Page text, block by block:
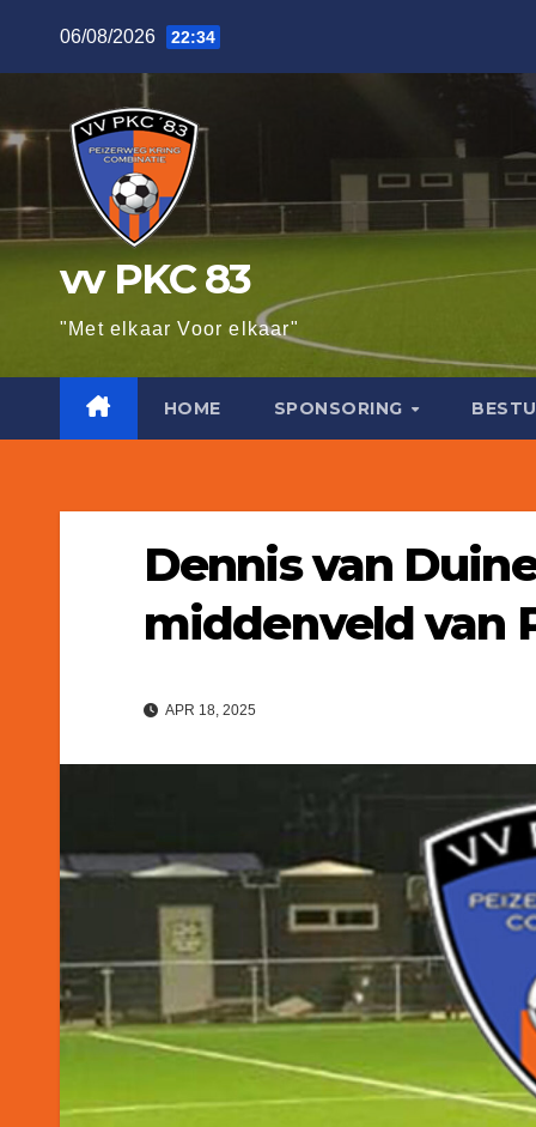
inhoud
06/08/2026 22:34
vv PKC 83
"Met elkaar Voor elkaar"
HOME SPONSORING
Dennis van
middenveld van
APR 18, 2025